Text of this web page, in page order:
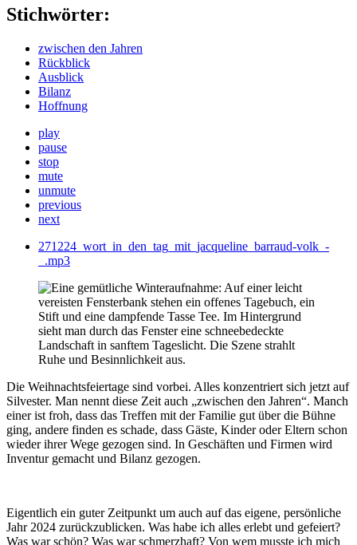
Stichwörter:
zwischen den Jahren
Rückblick
Ausblick
Bilanz
Hoffnung
play
pause
stop
mute
unmute
previous
next
271224_wort_in_den_tag_mit_jacqueline_barraud-volk_-
_.mp3
Die Weihnachtsfeiertage sind vorbei. Alles konzentriert sich jetzt auf
Silvester. Man nennt diese Zeit auch „zwischen den Jahren“. Manch
einer ist froh, dass das Treffen mit der Familie gut über die Bühne
ging, andere finden es schade, dass Gäste, Kinder oder Eltern schon
wieder ihrer Wege gezogen sind. In Geschäften und Firmen wird
Inventur gemacht und Bilanz gezogen.
Eigentlich ein guter Zeitpunkt um auch auf das eigene, persönliche
Jahr 2024 zurückzublicken. Was habe ich alles erlebt und gefeiert?
Was war schön? Was war schmerzhaft? Von wem musste ich mich